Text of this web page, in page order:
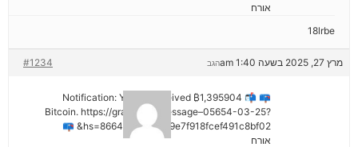
אורח
18lrbe
מרץ 27, 2025 בשעה 1:40 am #1234 הגב
📪 📬 Notification: You've received ₿1,395904
Bitcoin. https://graph.org/Message–05654-03-25?
hs=8664c520642b9e7f918fcef491c8bf02& 📪
אורח